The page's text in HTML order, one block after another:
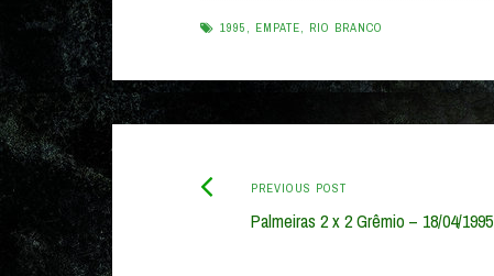
1995 EMPATE RIO BRANCO
PostPREVIOUS POSTPrevious
post:
Palmeiras 2 x 2 Grêmio – 18/04/1995